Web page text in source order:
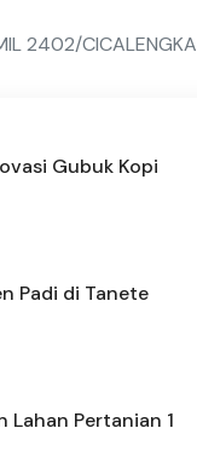
2402/CICALENGKA
Gubuk Kopi
Padi di Tanete
Lahan Pertanian 1